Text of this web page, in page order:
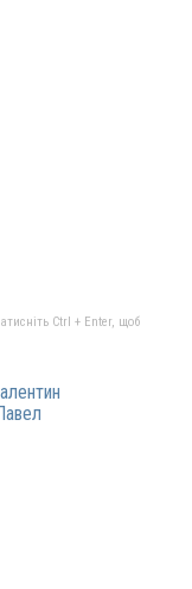
Ctrl + Enter, щоб